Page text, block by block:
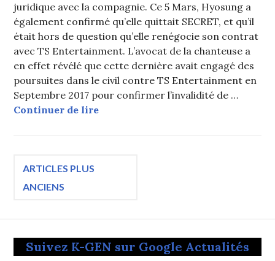
juridique avec la compagnie. Ce 5 Mars, Hyosung a
également confirmé qu’elle quittait SECRET, et qu’il
était hors de question qu’elle renégocie son contrat
avec TS Entertainment. L’avocat de la chanteuse a
en effet révélé que cette dernière avait engagé des
poursuites dans le civil contre TS Entertainment en
Septembre 2017 pour confirmer l’invalidité de …
Continuer de lireHyosung quitte SECRET et ne
Navigation
articles
ARTICLES PLUS
ANCIENS
Suivez K-GEN sur Google Actualités